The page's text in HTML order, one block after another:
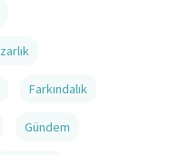
Farkındalık
Gündem